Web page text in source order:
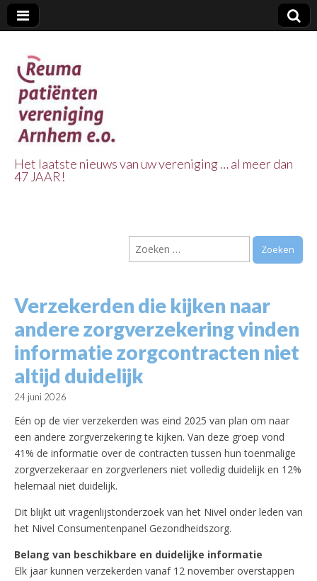
Vereniging
Arnhem e.o.
Het laatste nieuws van uw vereniging … al meer dan
47 JAAR!
Zoeken
naar:
Verzekerden die kijken naar
andere zorgverzekering vinden
informatie zorgcontracten niet
altijd duidelijk
24 juni 2026
Eén op de vier verzekerden was eind 2025 van plan om naar
een andere zorgverzekering te kijken. Van deze groep vond
41% de informatie over de contracten tussen hun toenmalige
zorgverzekeraar en zorgverleners niet volledig duidelijk en 12%
helemaal niet duidelijk.
Dit blijkt uit vragenlijstonderzoek van het Nivel onder leden van
het Nivel Consumentenpanel Gezondheidszorg.
Belang van beschikbare en duidelijke informatie
Elk jaar kunnen verzekerden vanaf 12 november overstappen